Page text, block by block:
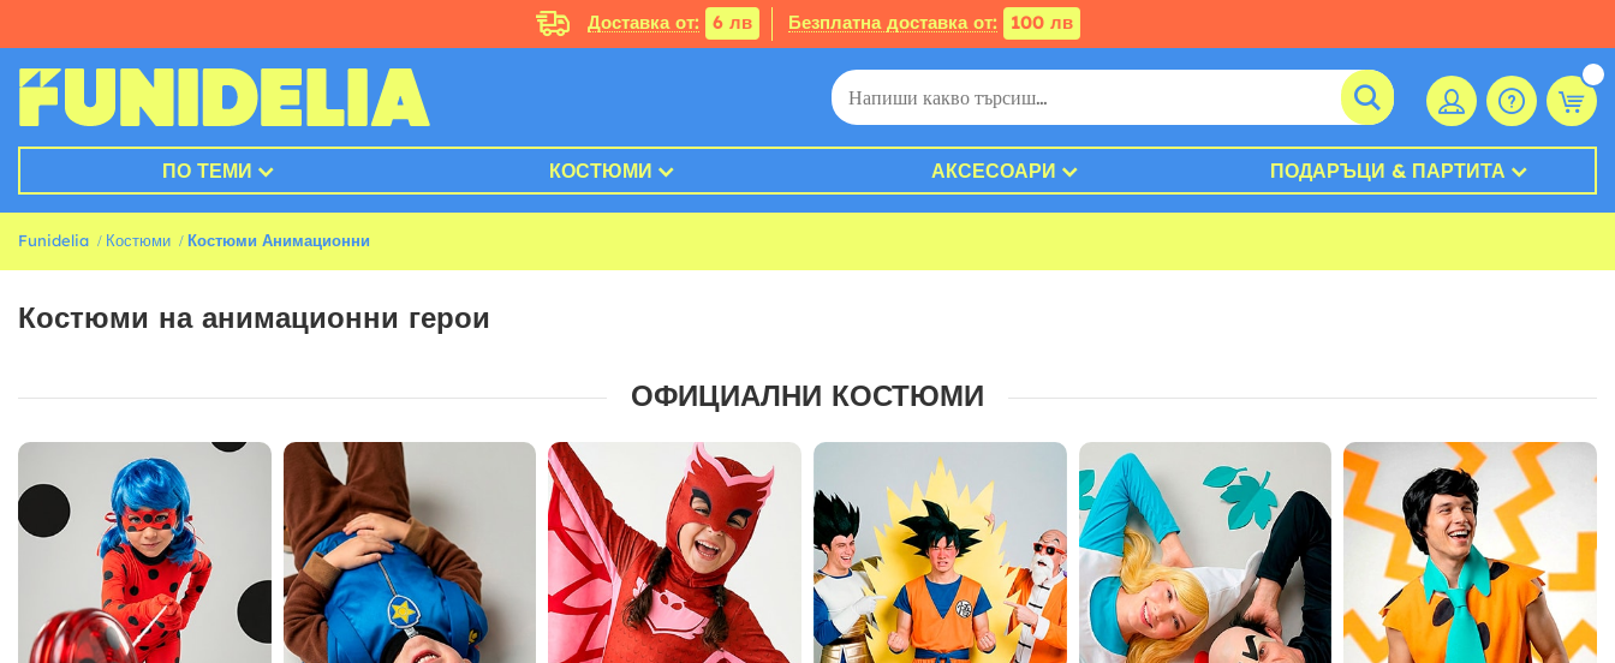
Доставка от: 6 лв Безплатна доставка от: 100 лв
ПО ТЕМИ КОСТЮМИ АКСЕСОАРИ ПОДАРЪЦИ & ПАРТИТА
Funidelia Костюми Костюми Анимационни
Костюми на анимационни герои
ОФИЦИАЛНИ КОСТЮМИ